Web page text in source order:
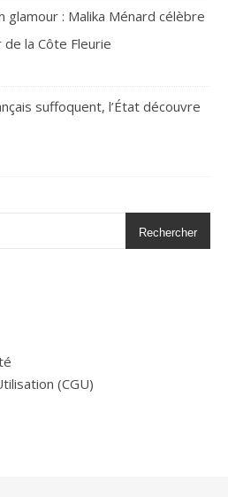
glamour : Malika Ménard célèbre
la Côte Fleurie
suffoquent, l’État découvre
Rechercher
(CGU)